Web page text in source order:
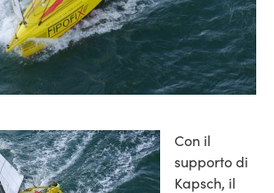
Con il
supporto di
Kapsch, il